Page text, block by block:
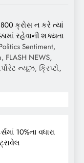
ક્રોસ ન કરે ત્યાં
રહેવાની શક્યતા
Sentiment,
FLASH NEWS,
ન્યૂઝ, ક્રિપ્ટો,
10%ના વધારા